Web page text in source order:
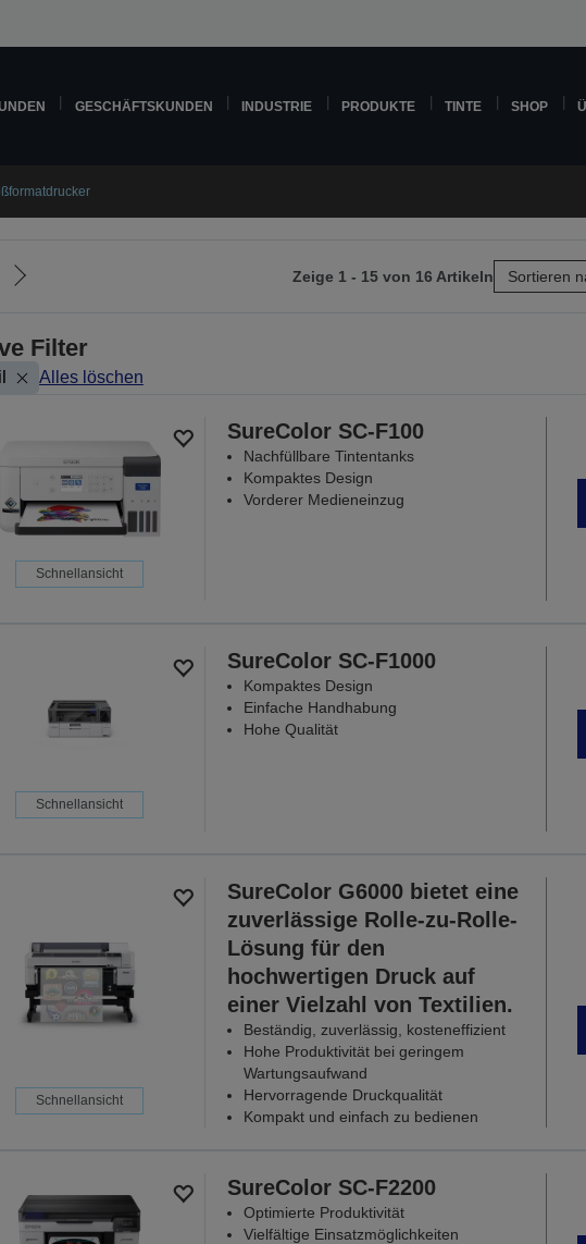
GESCHÄFTSKUNDEN INDUSTRIE PRODUKTE TINTE SHOP
Zur
Seite
Zeige 1 - 15 von 16 Artikeln Sortieren
Filter
Alles löschen
Schnellansicht
SureColor SC-F100
Nachfüllbare Tintentanks
Kompaktes Design
Vorderer Medieneinzug
Schnellansicht
SureColor SC-F1000
Kompaktes Design
Einfache Handhabung
Hohe Qualität
Schnellansicht
SureColor G6000 bietet eine
zuverlässige Rolle-zu-Rolle-
Lösung für den
hochwertigen Druck auf
einer Vielzahl von Textilien.
Beständig, zuverlässig, kosteneffizient
Hohe Produktivität bei geringem
Wartungsaufwand
Hervorragende Druckqualität
Kompakt und einfach zu bedienen
SureColor SC-F2200
Optimierte Produktivität
Vielfältige Einsatzmöglichkeiten